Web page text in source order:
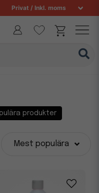
produkter
Mest populära